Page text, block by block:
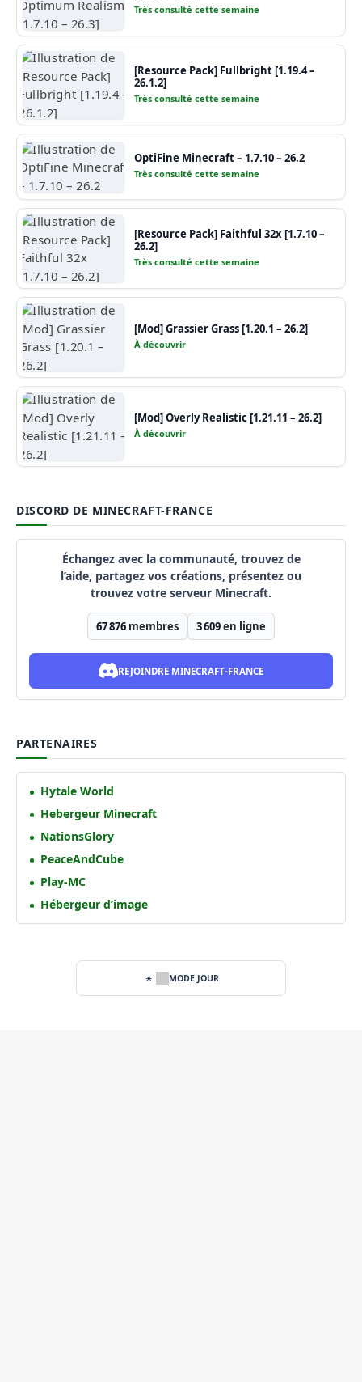
Très consulté cette semaine
[Resource Pack] Fullbright [1.19.4 –
26.1.2]
Très consulté cette semaine
OptiFine Minecraft – 1.7.10 – 26.2
Très consulté cette semaine
[Resource Pack] Faithful 32x [1.7.10 –
26.2]
Très consulté cette semaine
[Mod] Grassier Grass [1.20.1 – 26.2]
À découvrir
[Mod] Overly Realistic [1.21.11 – 26.2]
À découvrir
DISCORD DE MINECRAFT-FRANCE
Échangez avec la communauté, trouvez de
l’aide, partagez vos créations, présentez ou
trouvez votre serveur Minecraft.
67 876 membres 3 609en ligne
REJOINDRE MINECRAFT-FRANCE
PARTENAIRES
Hytale World
Hebergeur Minecraft
NationsGlory
PeaceAndCube
Play-MC
Hébergeur d’image
MODE JOUR